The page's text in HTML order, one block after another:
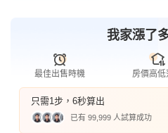
我家漲了
最佳出售時機 房價高低
只需1步，6秒算出
已有 99,999 人試算成功